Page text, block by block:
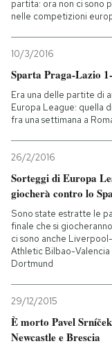
I MIEI PREFERITI
SHOP
CALENDARIO
Entra
partita: ora non ci sono
nelle competizioni
10/3/2016
Sparta Praga-Lazio
Era una delle partite di
Europa League: quella
fra una settimana a
26/2/2016
Sorteggi di Europa
giocherà contro lo
Sono state estratte le
finale che si
ci sono anche
Athletic Bilbao-Valencia
Dortmund
29/12/2015
È morto Pavel
Newcastle e Brescia